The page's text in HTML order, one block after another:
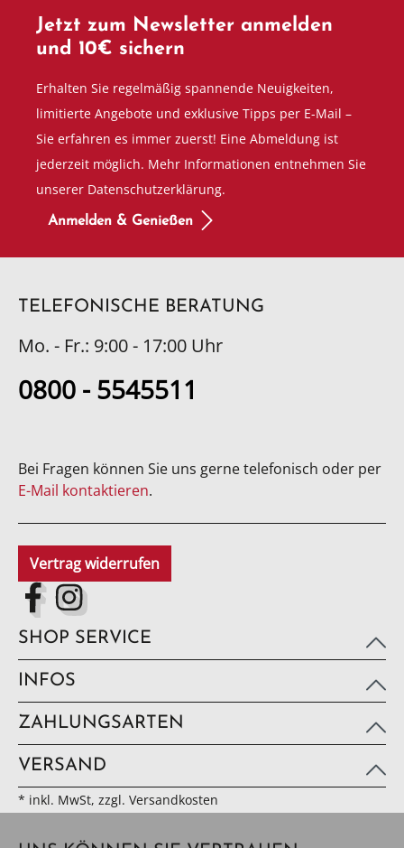
Jetzt zum Newsletter anmelden
und 10€ sichern
Erhalten Sie regelmäßig spannende Neuigkeiten,
limitierte Angebote und exklusive Tipps per E-Mail –
Sie erfahren es immer zuerst! Eine Abmeldung ist
jederzeit möglich. Mehr Informationen entnehmen Sie
unserer Datenschutzerklärung.
Anmelden & Genießen
TELEFONISCHE BERATUNG
Mo. - Fr.: 9:00 - 17:00 Uhr
0800 - 5545511
Bei Fragen können Sie uns gerne telefonisch oder per
E-Mail kontaktieren.
Vertrag widerrufen
SHOP SERVICE
INFOS
ZAHLUNGSARTEN
VERSAND
* inkl. MwSt, zzgl. Versandkosten